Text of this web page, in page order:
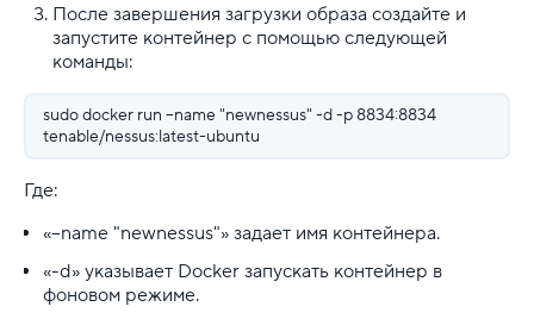
После завершения загрузки образа создайте и
запустите контейнер с помощью следующей
команды:
sudo docker run --name "newnessus" -d -p 8834:8834
tenable/nessus:latest-ubuntu
Где:
«--name "newnessus"» задает имя контейнера.
«-d» указывает Docker запускать контейнер в
фоновом режиме.